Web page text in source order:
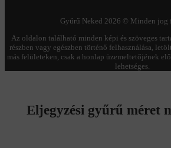
Gyűrű Neked 2026 © Minden jog
Az oldalon található minden képi és szöveges
részben vagy egészben történő felhasználása,
más felületeken, csak a honlap üzemeltetőjének
lehetséges.
Eljegyzési gyűrű méret